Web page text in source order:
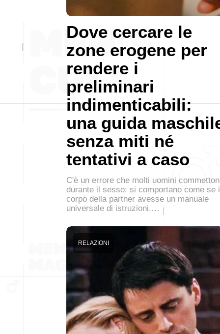
Dove cercare le
zone erogene per
rendere i
preliminari
indimenticabili:
una guida
senza miti né
tentativi a caso
C'è un errore che molti uomini
durante il sesso: si comportano come se
corpo della partner avesse un manuale
universale di istruzioni.…
RELAZIONI